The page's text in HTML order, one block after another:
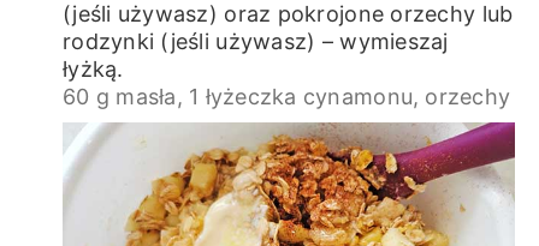
(jeśli używasz) oraz pokrojone orzechy lub
rodzynki (jeśli używasz) – wymieszaj
łyżką.
60 g masła, 1 łyżeczka cynamonu, orzechy